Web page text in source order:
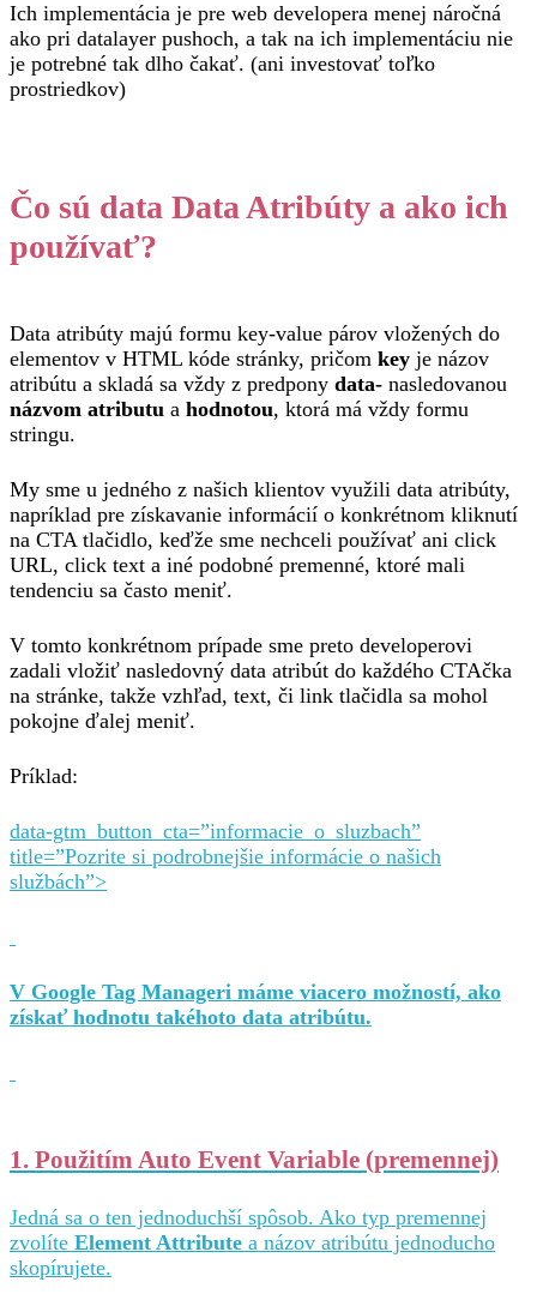
Ich implementácia je pre web developera menej náročná
ako pri datalayer pushoch, a tak na ich implementáciu nie
je potrebné tak dlho čakať. (ani investovať toľko
prostriedkov)
Čo sú data Data Atribúty a ako ich
používať?
Data atribúty majú formu key-value párov vložených do
elementov v HTML kóde stránky, pričom key je názov
atribútu a skladá sa vždy z predpony data- nasledovanou
názvom atributu a hodnotou, ktorá má vždy formu
stringu.
My sme u jedného z našich klientov využili data atribúty,
napríklad pre získavanie informácií o konkrétnom kliknutí
na CTA tlačidlo, keďže sme nechceli používať ani click
URL, click text a iné podobné premenné, ktoré mali
tendenciu sa často meniť.
V tomto konkrétnom prípade sme preto developerovi
zadali vložiť nasledovný data atribút do každého CTAčka
na stránke, takže vzhľad, text, či link tlačidla sa mohol
pokojne ďalej meniť.
Príklad:
data-gtm_button_cta=”informacie_o_sluzbach”
title=”Pozrite si podrobnejšie informácie o našich
službách”>
V Google Tag Manageri máme viacero možností, ako
získať hodnotu takéhoto data atribútu.
1. Použitím Auto Event Variable (premennej)
Jedná sa o ten jednoduchší spôsob. Ako typ premennej
zvolíte Element Attribute a názov atribútu jednoducho
skopírujete.